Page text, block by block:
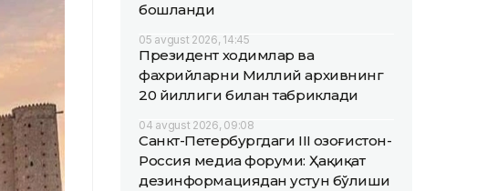
бошланди
05 avgust 2026, 14:45
Президент ходимлар ва
фахрийларни Миллий архивнинг
20 йиллиги билан табриклади
04 avgust 2026, 09:08
Санкт-Петербургдаги III Қозоғистон-
Россия медиа форуми: Ҳақиқат
дезинформациядан устун бўлиши